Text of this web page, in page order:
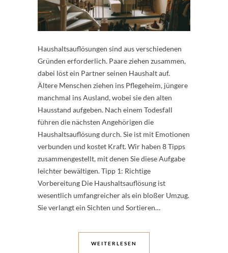
Haushaltsauflösungen sind aus verschiedenen
Gründen erforderlich. Paare ziehen zusammen,
dabei löst ein Partner seinen Haushalt auf.
Ältere Menschen ziehen ins Pflegeheim, jüngere
manchmal ins Ausland, wobei sie den alten
Hausstand aufgeben. Nach einem Todesfall
führen die nächsten Angehörigen die
Haushaltsauflösung durch. Sie ist mit Emotionen
verbunden und kostet Kraft. Wir haben 8 Tipps
zusammengestellt, mit denen Sie diese Aufgabe
leichter bewältigen. Tipp 1: Richtige
Vorbereitung Die Haushaltsauflösung ist
wesentlich umfangreicher als ein bloßer Umzug.
Sie verlangt ein Sichten und Sortieren…
WEITERLESEN